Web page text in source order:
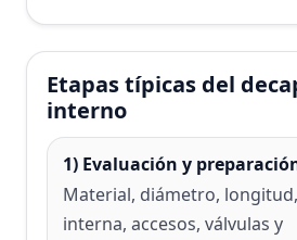
Etapas típicas del
interno
1) Evaluación y
Material, diámetro,
interna, accesos, válvulas y